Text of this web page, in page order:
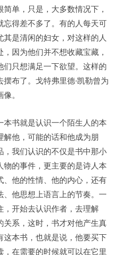
单，只是，大多数情况下，
忘得差不多了。有的人每天可
是清闲的妇女，对这样的人
因为他们并不想收藏宝藏，
们只想满足一下欲望。这样的
布了。戈特弗里德·凯勒曾为
。
本书就是认识一个陌生人的本
解他，可能的话和他成为朋
，我们认识的不仅是书中那小
物的事件，更主要的是诗人本
、他的性情、他的内心，还有
、他思想上语言上的节奏。一
，开始去认识作者，去理解
关系，这时，书才对他产生真
这本书，也就是说，他要买下
在需要的时候就可以在它里